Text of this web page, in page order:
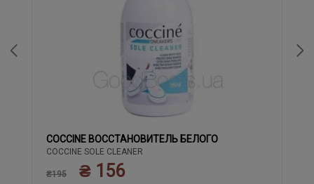
COCCINE ВОССТАНОВИТЕЛЬ БЕЛОГО
COCCINE SOLE CLEANER
₴195 ₴ 156